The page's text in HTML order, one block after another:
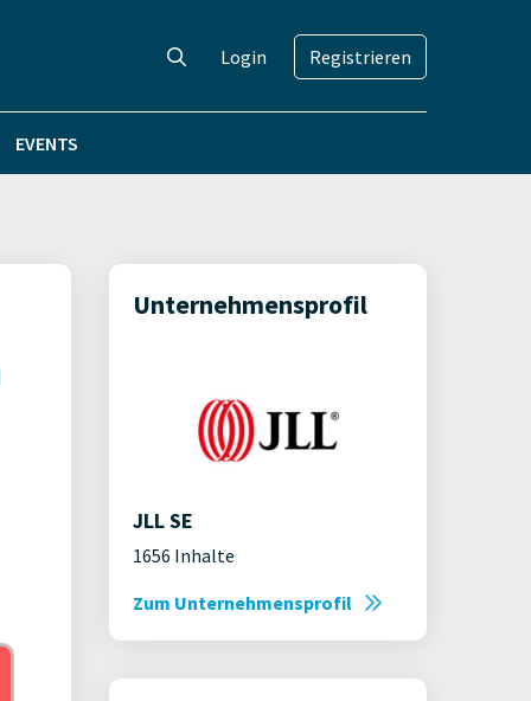
Login Registrieren
EVENTS
Unternehmensprofil
JLL SE
1656 Inhalte
Zum Unternehmensprofil